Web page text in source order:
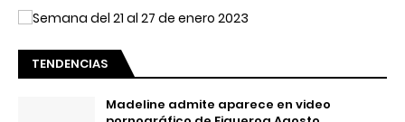
TENDENCIAS
Madeline admite aparece en video